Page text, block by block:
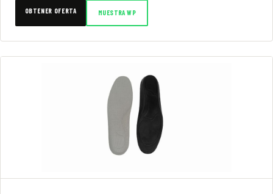
OBTENER OFERTA MUESTRA WP